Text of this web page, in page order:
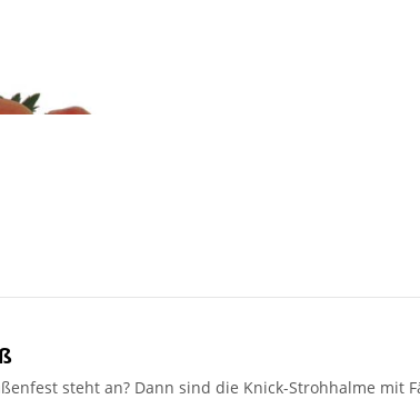
steht an? Dann sind die Knick-Strohhalme